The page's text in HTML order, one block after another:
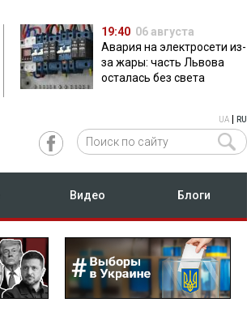
19:40 06 августа
Авария на электросети из-
за жары: часть Львова
осталась без света
UA RU
Видео Блоги